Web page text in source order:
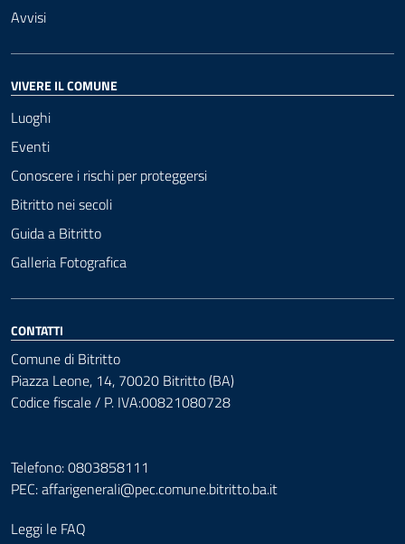
Avvisi
VIVERE IL COMUNE
Luoghi
Eventi
Conoscere i rischi per proteggersi
Bitritto nei secoli
Guida a Bitritto
Galleria Fotografica
CONTATTI
Comune di Bitritto
Piazza Leone, 14, 70020 Bitritto (BA)
Codice fiscale / P. IVA:00821080728
Telefono: 0803858111
PEC:affarigenerali@pec.comune.bitritto.ba.it
Leggi le FAQ